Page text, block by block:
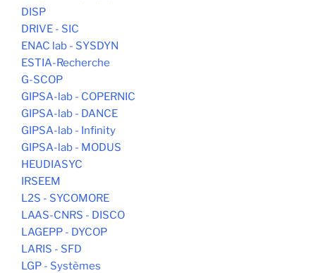
DISP
DRIVE - SIC
ENAC lab - SYSDYN
ESTIA-Recherche
G-SCOP
GIPSA-lab - COPERNIC
GIPSA-lab - DANCE
GIPSA-lab - Infinity
GIPSA-lab - MODUS
HEUDIASYC
IRSEEM
L2S - SYCOMORE
LAAS-CNRS - DISCO
LAGEPP - DYCOP
LARIS - SFD
LGP - Systèmes